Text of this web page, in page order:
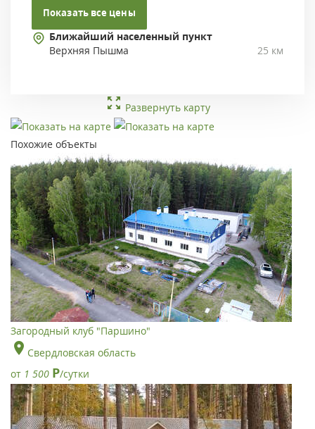
Показать все цены
Ближайший населенный пункт
Верхняя Пышма
25 км
Развернуть карту
Похожие объекты
Загородный клуб "Паршино"
Свердловская область
от 1 500 Р/сутки